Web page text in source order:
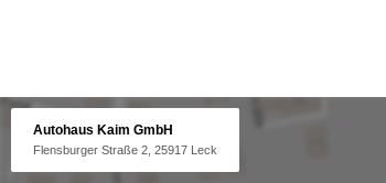
Autohaus Kaim GmbH
Flensburger Straße 2, 25917 Leck